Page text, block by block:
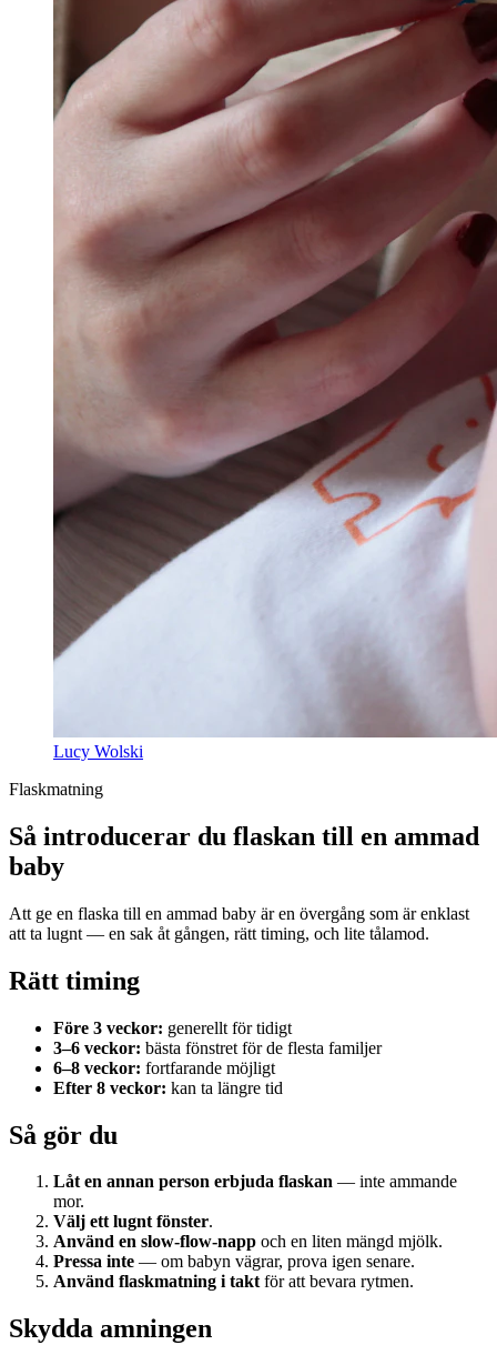
Lucy Wolski
Flaskmatning
Så introducerar du flaskan till en ammad
baby
Att ge en flaska till en ammad baby är en övergång som är enklast
att ta lugnt — en sak åt gången, rätt timing, och lite tålamod.
Rätt timing
Före 3 veckor: generellt för tidigt
3–6 veckor: bästa fönstret för de flesta familjer
6–8 veckor: fortfarande möjligt
Efter 8 veckor: kan ta längre tid
Så gör du
Låt en annan person erbjuda flaskan — inte ammande
mor.
Välj ett lugnt fönster.
Använd en slow-flow-napp och en liten mängd mjölk.
Pressa inte — om babyn vägrar, prova igen senare.
Använd flaskmatning i taktför att bevara rytmen.
Skydda amningen